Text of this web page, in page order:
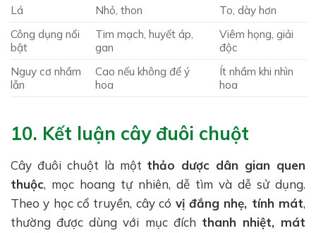
Lá Nhỏ, thon
To, dày hơn
Công dụng nổi
bật
Tim mạch, huyết áp,
gan
Viêm họng, giải
độc
Nguy cơ nhầm
lẫn
Cao nếu không để ý
hoa
Ít nhầm khi nhìn
hoa
10. Kết luận cây đuôi chuột
Cây đuôi chuột là một thảo dược dân gian quen
thuộc, mọc hoang tự nhiên, dễ tìm và dễ sử dụng.
Theo y học cổ truyền, cây có vị đắng nhẹ, tính mát,
thường được dùng với mục đích thanh nhiệt, mát